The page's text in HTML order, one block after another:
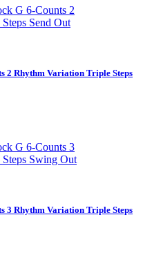
2 Rhythm Variation Triple Steps
3 Rhythm Variation Triple Steps